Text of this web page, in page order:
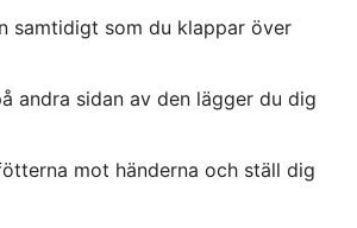
samtidigt som du klappar över
andra sidan av den lägger du dig
mot händerna och ställ dig